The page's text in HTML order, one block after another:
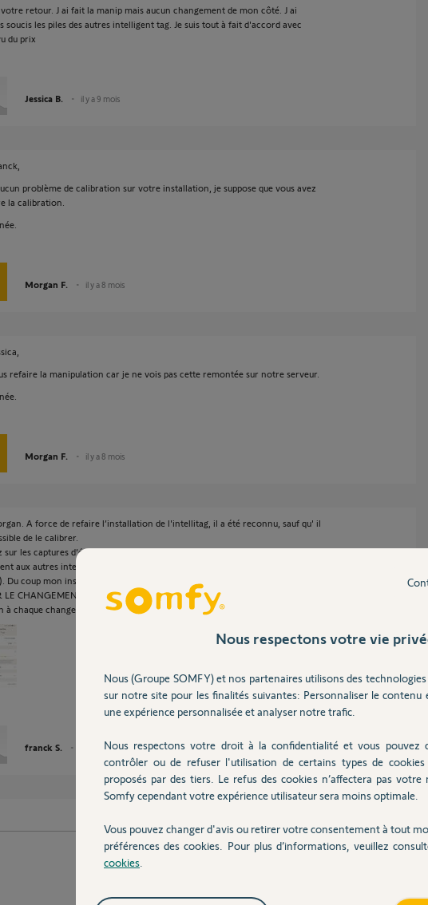
retour. J ai fait la manip mais aucun changement de mon côté. J ai
soucis les piles des autres intelligent tag. Je suis tout à fait d'accord avec
du prix
Jessica B. il y a 9 mois
problème de calibration sur votre installation, je suppose que vous avez
la calibration.
Morgan F. il y a 8 mois
refaire la manipulation car je ne vois pas cette remontée sur notre serveur.
Morgan F. il y a 8 mois
A force de refaire l’installation de l'intellitag, il a été reconnu, sauf qu' il
de le calibrer.
sur les captures d’écran que la ligne de recalibrage de ce capteur est absente,
aux autres intellitags (j'ai mis 2 photos un dont le fonctionnement est ok, et
Du coup mon installation n'est pas complete, et j'ai commandé un intellitag!!!!
LE CHANGEMENT DE PILE, en fait avec votre système , on repaye
à chaque changement de piles... Je ne recommanderai plus SOMFY.
franck S. il y a 8 mois
Nous respectons votre vie
Nous (Groupe SOMFY) et nos partenaires utilisons des
sur notre site pour les finalités suivantes: Personnaliser le contenu
une expérience personnalisée et analyser notre trafic.
Nous respectons votre droit à la confidentialité et vous pouvez
contrôler ou de refuser l'utilisation de certains types de cookies
proposés par des tiers. Le refus des cookies n’affectera pas
Somfy cependant votre expérience utilisateur sera moins optimale.
Vous pouvez changer d'avis ou retirer votre consentement à tout
préférences des cookies. Pour plus d’informations, veuillez
cookies